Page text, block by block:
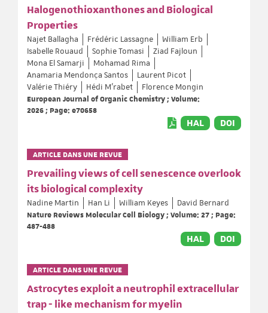
Halogenothioxanthones and Biological
Properties
Najet Ballagha Frédéric Lassagne
William Erb
Isabelle Rouaud
Sophie Tomasi
Ziad Fajloun
Mona El Samarji
Mohamad Rima
Anamaria Mendonça Santos
Laurent Picot
Valérie Thiéry
Hédi M’rabet
Florence Mongin
European Journal of Organic Chemistry ; Volume:
2026 ; Page: e70658
HAL DOI
ARTICLE DANS UNE REVUE
Prevailing views of cell senescence overlook
its biological complexity
Nadine Martin Han Li William Keyes
David Bernard
Nature Reviews Molecular Cell Biology ; Volume: 27 ; Page:
487-488
HAL DOI
ARTICLE DANS UNE REVUE
Astrocytes exploit a neutrophil extracellular
trap - like mechanism for myelin